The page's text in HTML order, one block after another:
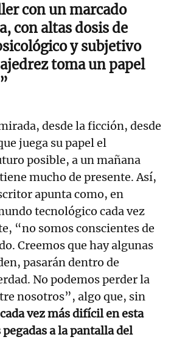
con un marcado
con altas dosis de
y subjetivo
toma un papel
desde la ficción, desde
juega su papel el
posible, a un mañana
mucho de presente. Así,
apunta como, en
tecnológico cada vez
“no somos conscientes de
Creemos que hay algunas
pasarán dentro de
No podemos perder la
nosotros”, algo que, sin
vez más difícil en esta
pegadas a la pantalla del